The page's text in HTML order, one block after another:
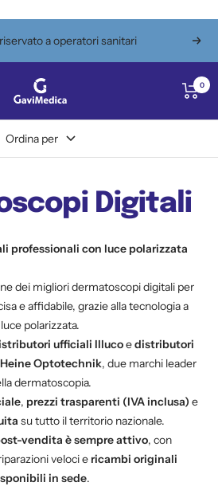
a operatori sanitari
Gavimedica 0
Ordina per
Digitali
professionali con luce polarizzata
dei migliori dermatoscopi digitali per
e affidabile, grazie alla tecnologia a
luce polarizzata.
ufficiali Illucoedistributori
Optotechnik, due marchi leader
dermatoscopia.
, prezzi trasparenti (IVA inclusa) e
su tutto il territorio nazionale.
vendita è sempre attivo, con
veloci e ricambi originali
in sede.